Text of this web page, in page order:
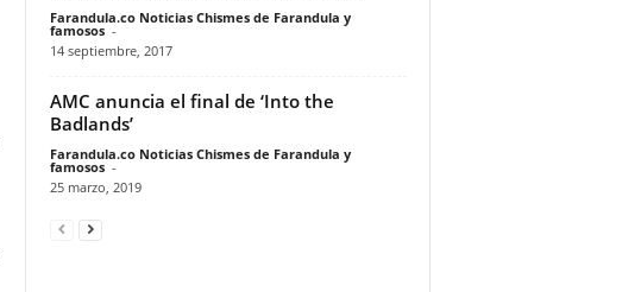
Farandula.co Noticias Chismes de Farandula y
famosos -
14 septiembre, 2017
AMC anuncia el final de ‘Into the
Badlands’
Farandula.co Noticias Chismes de Farandula y
famosos -
25 marzo, 2019